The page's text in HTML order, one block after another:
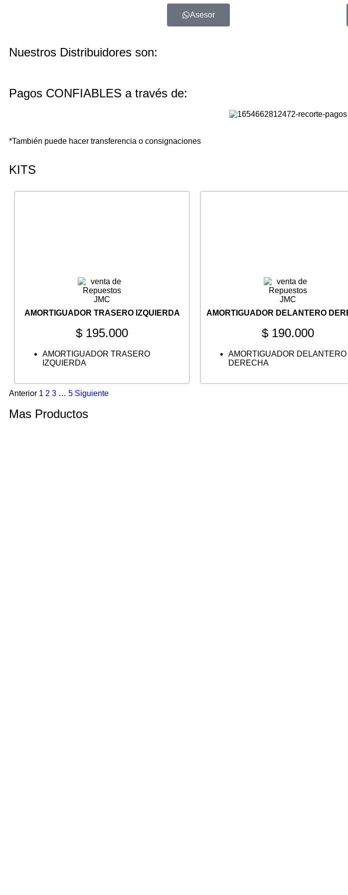
Asesor
Nuestros Distribuidores son:
Pagos CONFIABLES a través de:
*También puede hacer transferencia o consignaciones
KITS
AMORTIGUADOR TRASERO IZQUIERDA
$ 195.000
AMORTIGUADOR TRASERO
IZQUIERDA
AMORTIGUADOR DELANTERO
$ 190.000
AMORTIGUADOR DELANTERO
DERECHA
Anterior 1 2 3 … 5 Siguiente
Mas Productos